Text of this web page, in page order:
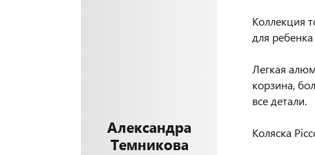
Александра
Темникова
Коллекция
для
Легкая
корзина,
все детали.
Коляска